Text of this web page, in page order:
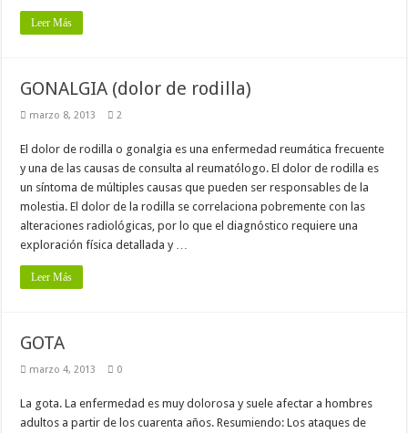
Leer Más
GONALGIA (dolor de rodilla)
marzo 8, 2013 2
El dolor de rodilla o gonalgia es una enfermedad reumática frecuente
y una de las causas de consulta al reumatólogo. El dolor de rodilla es
un síntoma de múltiples causas que pueden ser responsables de la
molestia. El dolor de la rodilla se correlaciona pobremente con las
alteraciones radiológicas, por lo que el diagnóstico requiere una
exploración física detallada y …
Leer Más
GOTA
marzo 4, 2013 0
La gota. La enfermedad es muy dolorosa y suele afectar a hombres
adultos a partir de los cuarenta años. Resumiendo: Los ataques de